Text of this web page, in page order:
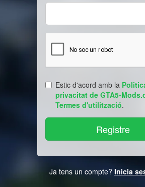
Estic d'acord amb la
privacitat de GTA5-
Termes d'utilització.
Ja tens un compte? Inicia